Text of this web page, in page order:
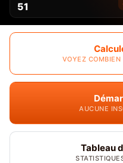
51
VOYEZ COMBIEN
AUCUNE
Tableau